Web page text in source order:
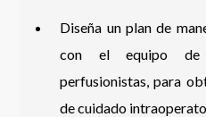
Diseña un plan de
con el equipo de
perfusionistas, para
de cuidado